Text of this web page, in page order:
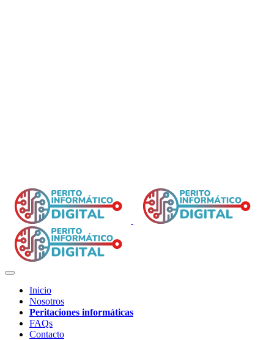
Inicio
Nosotros
Peritaciones informáticas
FAQs
Contacto